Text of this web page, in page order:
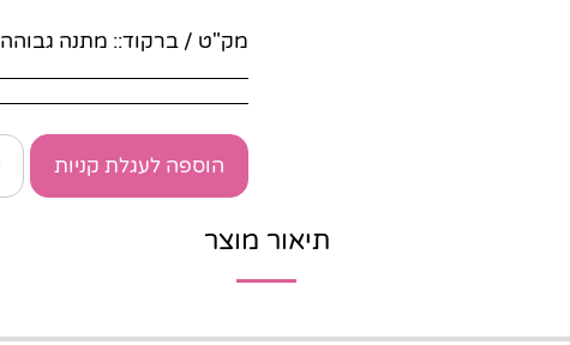
מק"ט / ברקוד:: מתנה גבוהה
הוספה לעגלת קניות
תיאור מוצר